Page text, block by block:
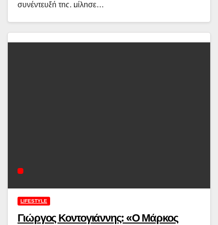
συνέντευξή της, μίλησε…
LIFESTYLE
Γιώργος Κοντογιάννης: «Ο Μάρκος